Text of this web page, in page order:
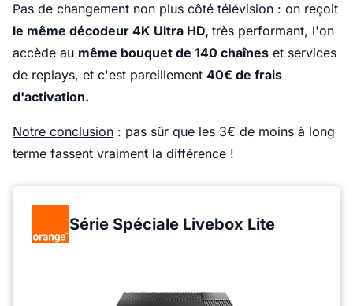
Pas de changement non plus côté télévision : on reçoit
le même décodeur 4K Ultra HD, très performant, l'on
accède au même bouquet de 140 chaînes et services
de replays, et c'est pareillement 40€ de frais
d'activation.
Notre conclusion : pas sûr que les 3€ de moins à long
terme fassent vraiment la différence !
Série Spéciale Livebox Lite